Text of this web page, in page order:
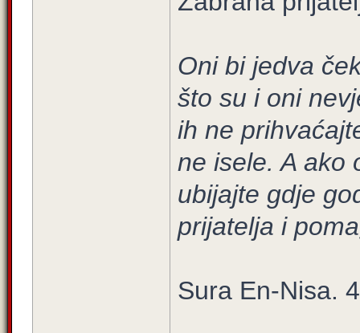
Oni bi jedva
što su i oni
ih ne
ne isele. A ako
ubijajte gdje
prijatelja i
Sura En-Nisa.